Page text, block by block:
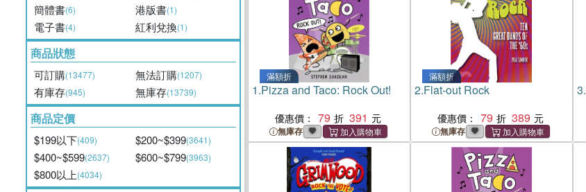
簡體書(6) 港版書(1)
電子書(4) 紅利兌換(1)
商品狀態
可訂購(13477) 無法訂購(1207)
有庫存(945) 無庫存(13739)
商品定價
$199以下(409) $200~$399(3641)
$400~$599(2637) $600~$799(3963)
$800以上(4034)
滿額折
1.Pizza and Taco: Rock Out!
優惠價： 79 391
無庫存
滿額折
2.Flat-out Rock
優惠價： 79 389
無庫存
3.